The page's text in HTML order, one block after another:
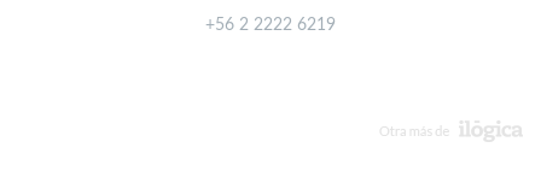
+56 2 2222 6219